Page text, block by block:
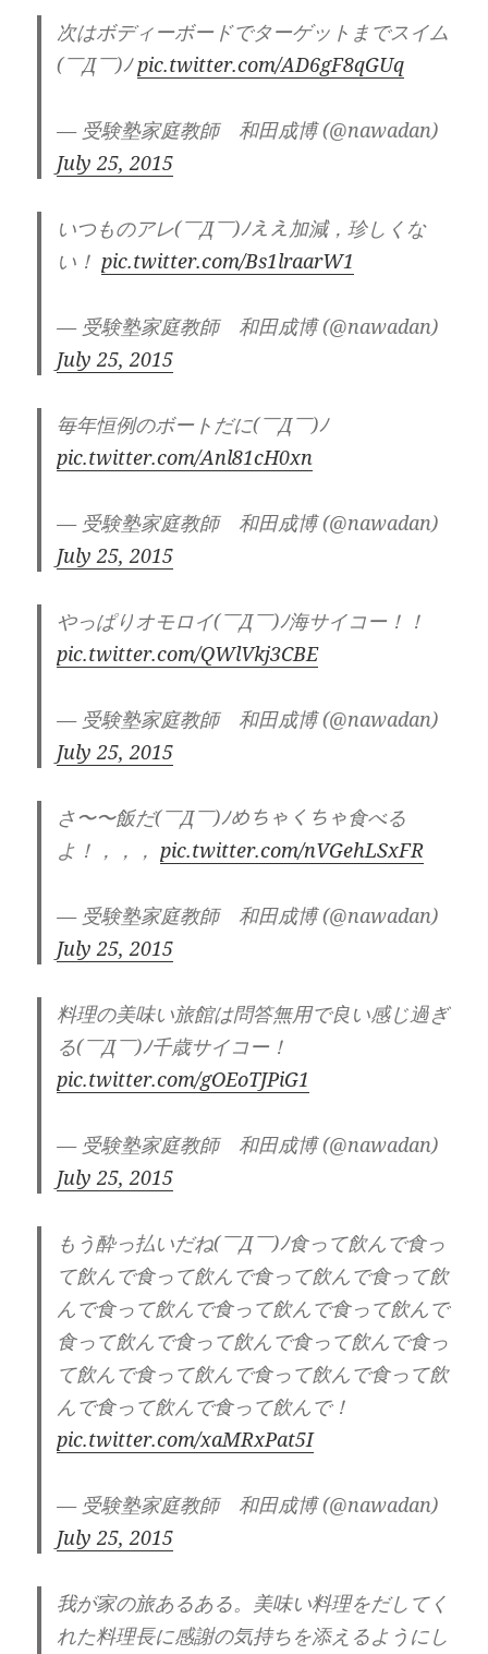
次はボディーボードでターゲットまでスイム
(￣Д￣)ﾉpic.twitter.com/AD6gF8qGUq
— 受験塾家庭教師 和田成博 (@nawadan)
July 25, 2015
いつものアレ(￣Д￣)ﾉええ加減，珍しくな
い！pic.twitter.com/Bs1lraarW1
— 受験塾家庭教師 和田成博 (@nawadan)
July 25, 2015
毎年恒例のボートだに(￣Д￣)ﾉ
pic.twitter.com/Anl81cH0xn
— 受験塾家庭教師 和田成博 (@nawadan)
July 25, 2015
やっぱりオモロイ(￣Д￣)ﾉ海サイコー！！
pic.twitter.com/QWlVkj3CBE
— 受験塾家庭教師 和田成博 (@nawadan)
July 25, 2015
さ〜〜飯だ(￣Д￣)ﾉめちゃくちゃ食べる
よ！，，，pic.twitter.com/nVGehLSxFR
— 受験塾家庭教師 和田成博 (@nawadan)
July 25, 2015
料理の美味い旅館は問答無用で良い感じ過ぎ
る(￣Д￣)ﾉ千歳サイコー！
pic.twitter.com/gOEoTJPiG1
— 受験塾家庭教師 和田成博 (@nawadan)
July 25, 2015
もう酔っ払いだね(￣Д￣)ﾉ食って飲んで食っ
て飲んで食って飲んで食って飲んで食って飲
んで食って飲んで食って飲んで食って飲んで
食って飲んで食って飲んで食って飲んで食っ
て飲んで食って飲んで食って飲んで食って飲
んで食って飲んで食って飲んで！
pic.twitter.com/xaMRxPat5I
— 受験塾家庭教師 和田成博 (@nawadan)
July 25, 2015
我が家の旅あるある。美味い料理をだしてく
れた料理長に感謝の気持ちを添えるようにし